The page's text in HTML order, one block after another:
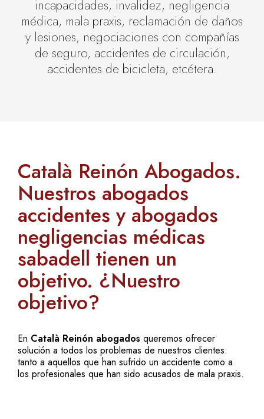
incapacidades, invalidez, negligencia
médica, mala praxis, reclamación de daños
y lesiones, negociaciones con compañías
de seguro, accidentes de circulación,
accidentes de bicicleta, etcétera.
Català Reinón Abogados.
Nuestros abogados
accidentes y abogados
negligencias médicas
sabadell tienen un
objetivo. ¿Nuestro
objetivo?
En Català Reinón abogados queremos ofrecer
solución a todos los problemas de nuestros clientes:
tanto a aquellos que han sufrido un accidente como a
los profesionales que han sido acusados de mala praxis.